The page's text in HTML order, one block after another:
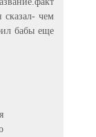
сказал- чем
бабы еще